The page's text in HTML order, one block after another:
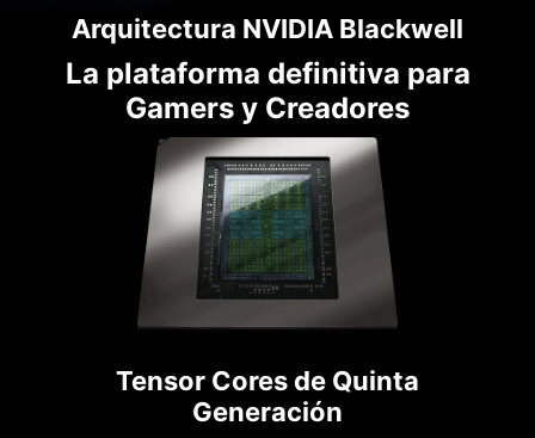
Arquitectura NVIDIA Blackwell
La plataforma definitiva para
Gamers y Creadores
Tensor Cores de Quinta
Generación